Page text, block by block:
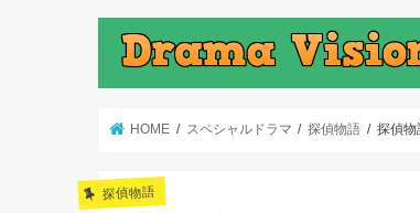
HOME スペシャルドラマ 探偵物語 探偵物
探偵物語